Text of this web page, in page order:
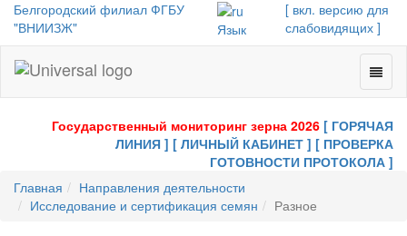
Белгородский филиал ФГБУ
"ВНИИЗЖ"
Язык
[ вкл. версию для
слабовидящих ]
-
Toggle
Государственный мониторинг зерна 2026 [ ГОРЯЧАЯ
ЛИНИЯ ] [ ЛИЧНЫЙ КАБИНЕТ ] [ ПРОВЕРКА
ГОТОВНОСТИ ПРОТОКОЛА ]
Главная
Направления деятельности
Исследование и сертификация семян
Разное